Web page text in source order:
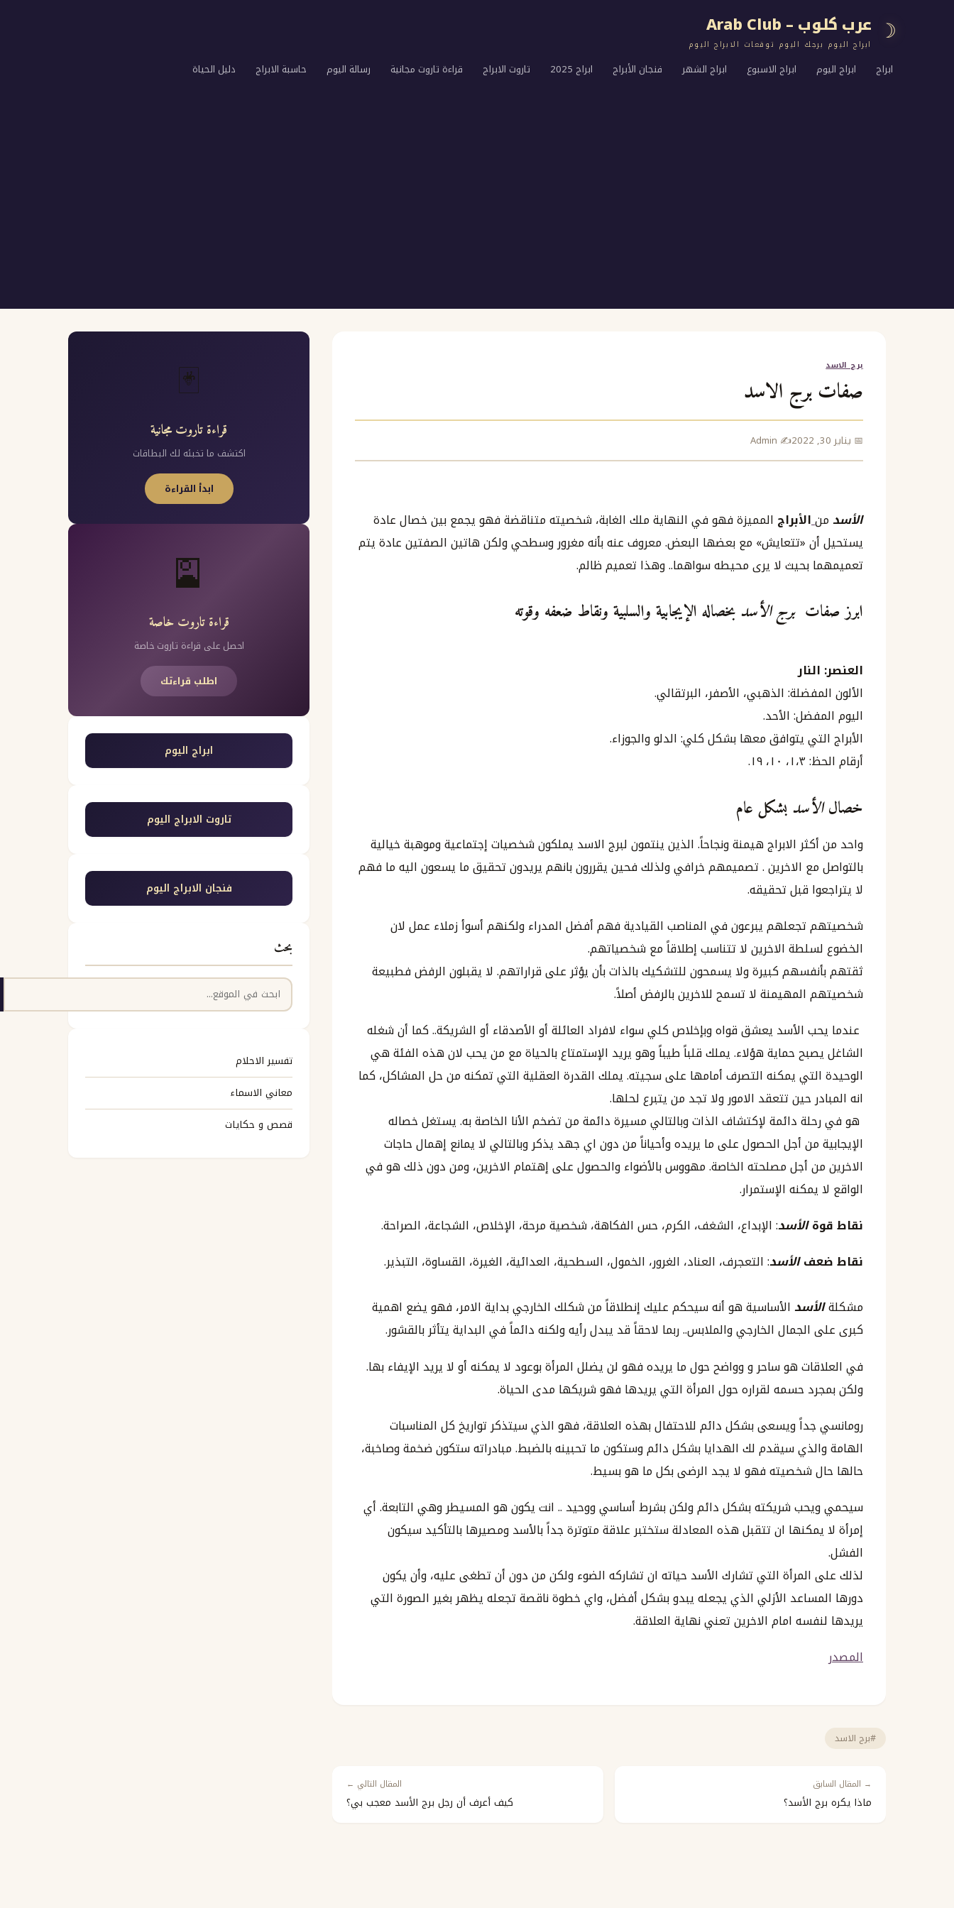
☽ عرب كلوب – Arab Club
ابراج اليوم برجك اليوم توقعات الابراج اليوم
ابراج ابراج اليوم ابراج الاسبوع ابراج الشهر فنجان الأبراج ابراج 2025 تاروت الابراج قراءة تاروت مجانية رسالة اليوم حاسبة الابراج دليل الحياة
برج الاسد
صفات برج الاسد
📅 يناير 30, 2022 ✍️ Admin
الأسدمنالأبراج المميزة فهو في النهاية ملك الغابة، شخصيته متناقضة فهو يجمع بين خصال عادة
يستحيل أن «تتعايش» مع بعضها البعض. معروف عنه بأنه مغرور وسطحي ولكن هاتين الصفتين عادة يتم
تعميمهما بحيث لا يرى محيطه سواهما.. وهذا تعميم ظالم.
ابرز صفاتبرج الأسد بخصاله الإيجابية والسلبية ونقاط ضعفه وقوته
العنصر: النار
الألون المفضلة: الذهبي، الأصفر، البرتقالي.
اليوم المفضل: الأحد.
الأبراج التي يتوافق معها بشكل كلي: الدلو والجوزاء.
أرقام الحظ: ١،٣، ١٠، ١٩.
خصالالأسد بشكل عام
واحد من أكثر الابراج هيمنة ونجاحاً. الذين ينتمون لبرج الاسد يملكون شخصيات إجتماعية وموهبة خيالية
بالتواصل مع الاخرين . تصميمهم خرافي ولذلك فحين يقررون بانهم يريدون تحقيق ما يسعون اليه ما فهم
لا يتراجعوا قبل تحقيقه.
شخصيتهم تجعلهم يبرعون في المناصب القيادية فهم أفضل المدراء ولكنهم أسوأ زملاء عمل لان
الخضوع لسلطة الاخرين لا تتناسب إطلاقاً مع شخصياتهم.
ثقتهم بأنفسهم كبيرة ولا يسمحون للتشكيك بالذات بأن يؤثر على قراراتهم. لا يقبلون الرفض فطبيعة
شخصيتهم المهيمنة لا تسمح للاخرين بالرفض أصلاً.
عندما يحب الأسد يعشق قواه وبإخلاص كلي سواء لافراد العائلة أو الأصدقاء أو الشريكة.. كما أن شغله
الشاغل يصبح حماية هؤلاء. يملك قلباً طيباً وهو يريد الإستمتاع بالحياة مع من يحب لان هذه الفئة هي
الوحيدة التي يمكنه التصرف أمامها على سجيته. يملك القدرة العقلية التي تمكنه من حل المشاكل، كما
انه المبادر حين تتعقد الامور ولا تجد من يتبرع لحلها.
هو في رحلة دائمة لإكتشاف الذات وبالتالي مسيرة دائمة من تضخم الأنا الخاصة به. يستغل خصاله
الإيجابية من أجل الحصول على ما يريده وأحياناً من دون اي جهد يذكر وبالتالي لا يمانع إهمال حاجات
الاخرين من أجل مصلحته الخاصة. مهووس بالأضواء والحصول على إهتمام الاخرين، ومن دون ذلك هو في
الواقع لا يمكنه الإستمرار.
نقاط قوةالأسد: الإبداع، الشغف، الكرم، حس الفكاهة، شخصية مرحة، الإخلاص، الشجاعة، الصراحة.
نقاط ضعفالأسد: التعجرف، العناد، الغرور، الخمول، السطحية، العدائية، الغيرة، القساوة، التبذير.
مشكلةالأسدالأساسية هو أنه سيحكم عليك إنطلاقاً من شكلك الخارجي بداية الامر، فهو يضع اهمية
كبرى على الجمال الخارجي والملابس.. ربما لاحقاً قد يبدل رأيه ولكنه دائماً في البداية يتأثر بالقشور.
في العلاقات هو ساحر و وواضح حول ما يريده فهو لن يضلل المرأة بوعود لا يمكنه أو لا يريد الإيفاء بها.
ولكن بمجرد حسمه لقراره حول المرأة التي يريدها فهو شريكها مدى الحياة.
رومانسي جداً ويسعى بشكل دائم للاحتفال بهذه العلاقة، فهو الذي سيتذكر تواريخ كل المناسبات
الهامة والذي سيقدم لك الهدايا بشكل دائم وستكون ما تحبينه بالضبط. مبادراته ستكون ضخمة وصاخبة،
حالها حال شخصيته فهو لا يجد الرضى بكل ما هو بسيط.
سيحمي ويحب شريكته بشكل دائم ولكن بشرط أساسي ووحيد .. انت يكون هو المسيطر وهي التابعة. أي
إمرأة لا يمكنها ان تتقبل هذه المعادلة ستختبر علاقة متوترة جداً بالأسد ومصيرها بالتأكيد سيكون
الفشل.
لذلك على المرأة التي تشارك الأسد حياته ان تشاركه الضوء ولكن من دون أن تطغى عليه، وأن يكون
دورها المساعد الأزلي الذي يجعله يبدو بشكل أفضل، واي خطوة ناقصة تجعله يظهر بغير الصورة التي
يريدها لنفسه امام الاخرين تعني نهاية العلاقة.
المصدر
#برج الاسد
→ المقال السابق
ماذا يكره برج الأسد؟
المقال التالي ←
كيف أعرف أن رجل برج الأسد معجب بي؟
🃏
قراءة تاروت مجانية
اكتشف ما تخبئه لك البطاقات
ابدأ القراءة
🎴
قراءة تاروت خاصة
احصل على قراءة تاروت خاصة
اطلب قراءتك
ابراج اليوم
تاروت الابراج اليوم
فنجان الابراج اليوم
بحث
البحث
تفسير الاحلام
معاني الاسماء
قصص و حكايات